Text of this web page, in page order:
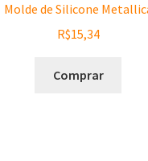
Molde de Silicone
R$15,34
Comprar